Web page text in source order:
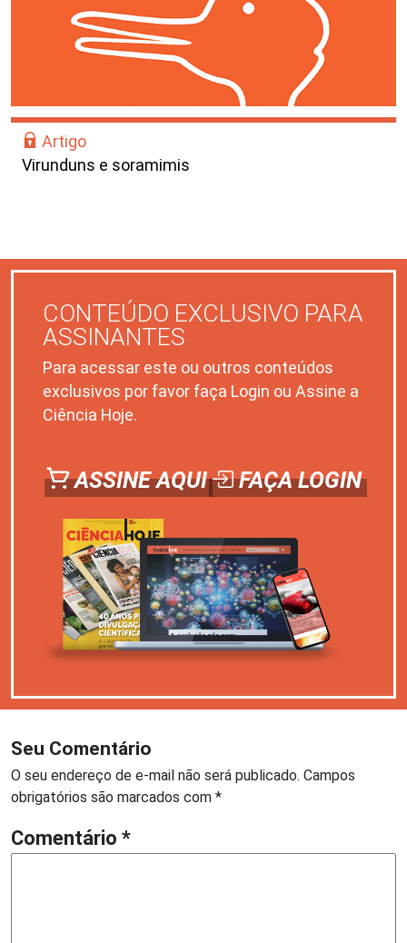
Artigo
Virunduns e soramimis
CONTEÚDO EXCLUSIVO PARA
ASSINANTES
Para acessar este ou outros conteúdos
exclusivos por favor faça Login ou Assine a
Ciência Hoje.
ASSINE AQUI FAÇA LOGIN
Seu Comentário
O seu endereço de e-mail não será publicado. Campos
obrigatórios são marcados com *
Comentário *